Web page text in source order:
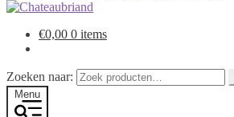
€0,00 0 items
Zoeken naar:
Menu